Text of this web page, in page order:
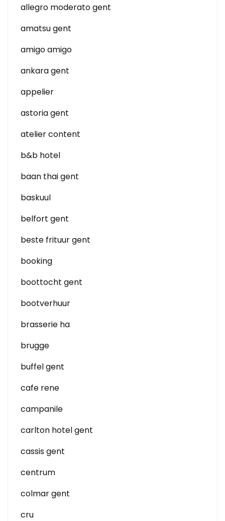
allegro moderato gent
amatsu gent
amigo amigo
ankara gent
appelier
astoria gent
atelier content
b&b hotel
baan thai gent
baskuul
belfort gent
beste frituur gent
booking
boottocht gent
bootverhuur
brasserie ha
brugge
buffel gent
cafe rene
campanile
carlton hotel gent
cassis gent
centrum
colmar gent
cru